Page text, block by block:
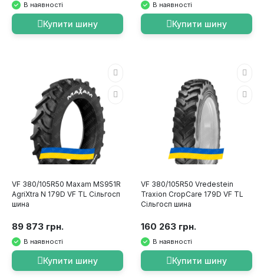
В наявності
Купити шину
В наявності
Купити шину
VF 380/105R50 Maxam MS951R
AgriXtra N 179D VF TL Сільгосп
шина
89 873 грн.
В наявності
Купити шину
VF 380/105R50 Vredestein
Traxion CropCare 179D VF TL
Сільгосп шина
160 263 грн.
В наявності
Купити шину